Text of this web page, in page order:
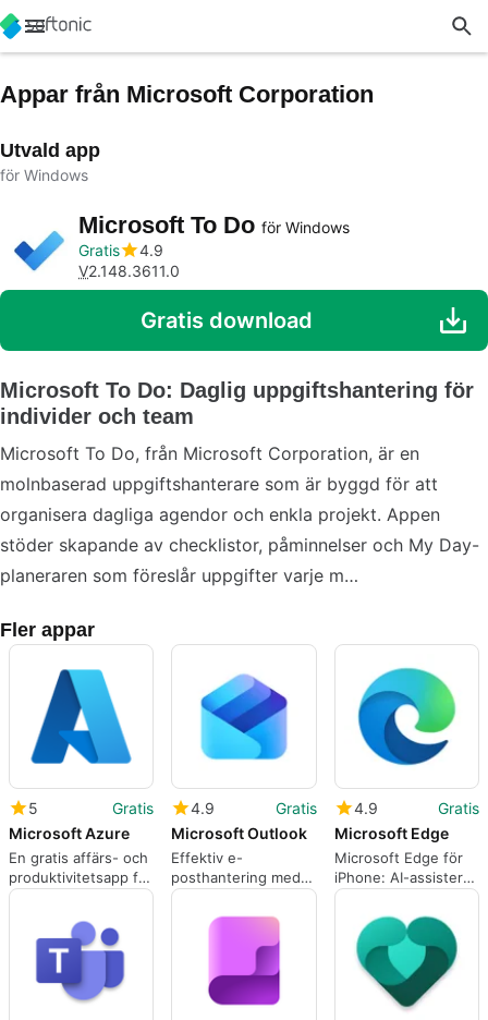
Appar från Microsoft Corporation
Utvald app
för Windows
Microsoft To Do för Windows
Gratis
4.9
V2.148.3611.0
Gratis download
Microsoft To Do: Daglig uppgiftshantering för
individer och team
Microsoft To Do, från Microsoft Corporation, är en
molnbaserad uppgiftshanterare som är byggd för att
organisera dagliga agendor och enkla projekt. Appen
stöder skapande av checklistor, påminnelser och My Day-
planeraren som föreslår uppgifter varje m…
Fler appar
5
Gratis
Microsoft Azure
En gratis affärs- och
produktivitetsapp för
Android, av
Corporation
4.9
Gratis
Microsoft Outlook
Effektiv e-
posthantering med
Microsoft Outlook
4.9
Gratis
Microsoft Edge
Microsoft Edge för
iPhone: AI-assisterad
webbläsning med
kontinuitet över
enheter